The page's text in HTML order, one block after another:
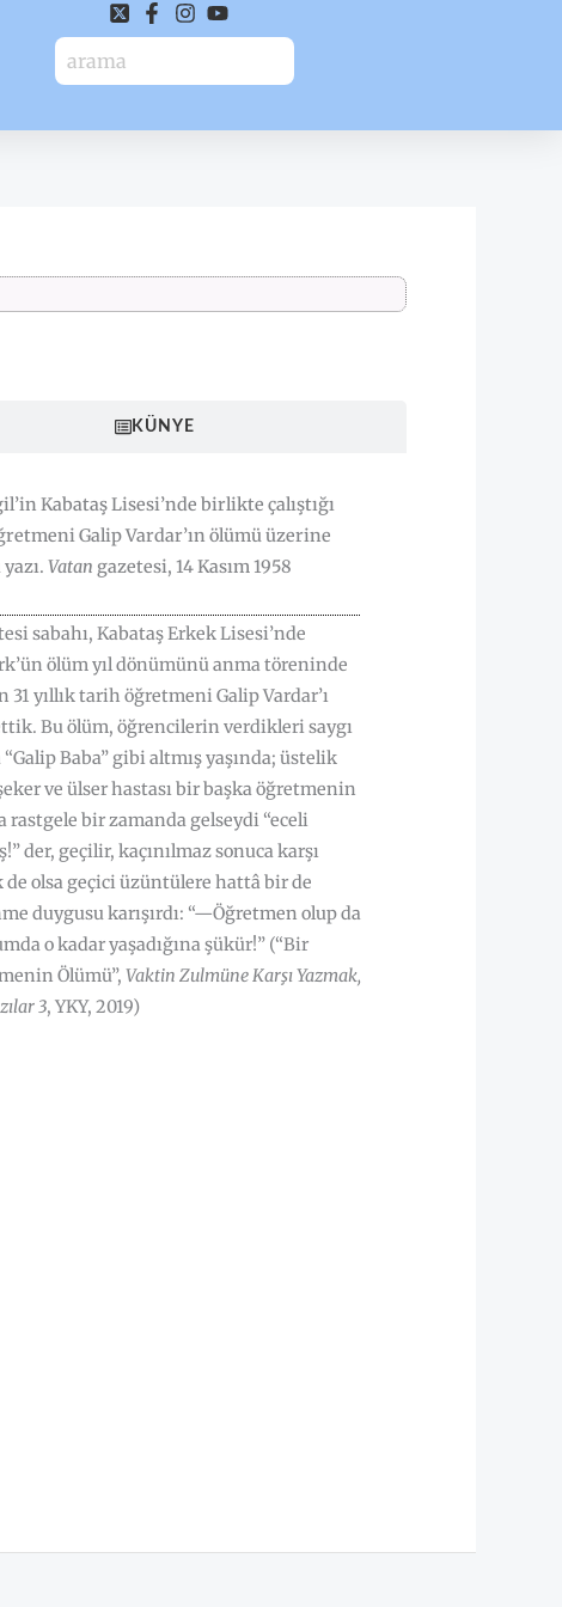
KÜNYE
Kabataş Lisesi’nde birlikte çalıştığı
Galip Vardar’ın ölümü üzerine
yazı.Vatan gazetesi, 14 Kasım 1958
sabahı, Kabataş Erkek Lisesi’nde
ölüm yıl dönümünü anma töreninde
31 yıllık tarih öğretmeni Galip Vardar’ı
Bu ölüm, öğrencilerin verdikleri saygı
“Galip Baba” gibi altmış yaşında; üstelik
ve ülser hastası bir başka öğretmenin
rastgele bir zamanda gelseydi “eceli
der, geçilir, kaçınılmaz sonuca karşı
de olsa geçici üzüntülere hattâ bir de
duygusu karışırdı: “—Öğretmen olup da
o kadar yaşadığına şükür!” (“Bir
Ölümü”, Vaktin Zulmüne Karşı Yazmak,
3, YKY, 2019)